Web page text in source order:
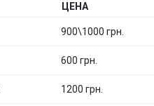
ЦЕНА
900\1000 грн.
600 грн.
1200 грн.